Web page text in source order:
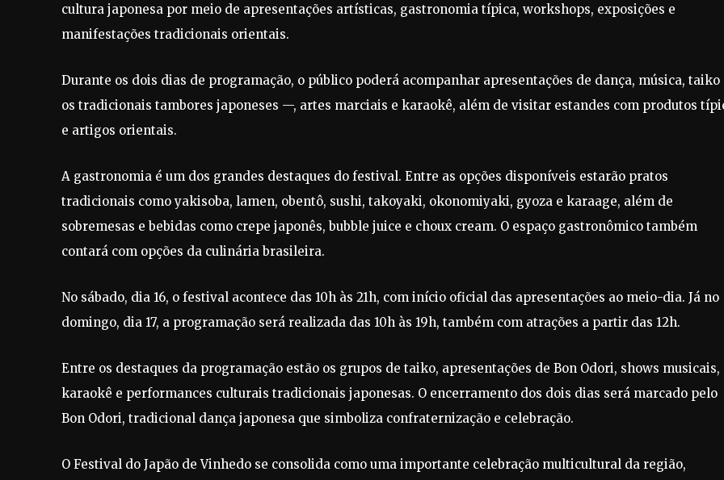
cultura japonesa por meio de apresentações artísticas, gastronomia típica, workshops, exposições e
manifestações tradicionais orientais.
Durante os dois dias de programação, o público poderá acompanhar apresentações de dança, música,
os tradicionais tambores japoneses —, artes marciais e karaokê, além de visitar estandes com produtos
e artigos orientais.
A gastronomia é um dos grandes destaques do festival. Entre as opções disponíveis estarão pratos
tradicionais como yakisoba, lamen, obentô, sushi, takoyaki, okonomiyaki, gyoza e karaage, além de
sobremesas e bebidas como crepe japonês, bubble juice e choux cream. O espaço gastronômico também
contará com opções da culinária brasileira.
No sábado, dia 16, o festival acontece das 10h às 21h, com início oficial das apresentações ao meio-dia. Já no
domingo, dia 17, a programação será realizada das 10h às 19h, também com atrações a partir das 12h.
Entre os destaques da programação estão os grupos de taiko, apresentações de Bon Odori, shows musicais,
karaokê e performances culturais tradicionais japonesas. O encerramento dos dois dias será marcado pelo
Bon Odori, tradicional dança japonesa que simboliza confraternização e celebração.
O Festival do Japão de Vinhedo se consolida como uma importante celebração multicultural da região,